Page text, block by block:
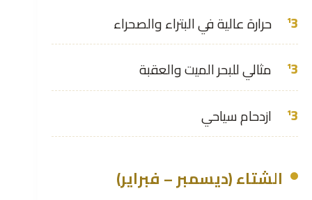
حرارة عالية في البتراء والصحراء
مثالي للبحر الميت والعقبة
ازدحام سياحي
الشتاء (ديسمبر – فبراير)